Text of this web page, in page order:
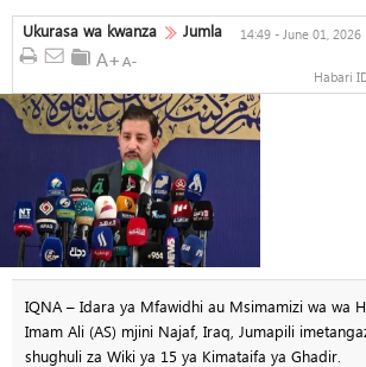
Ukurasa wa kwanza Jumla 14:49 - June 01, 2026
Habari
IQNA – Idara ya Mfawidhi au Msimamizi wa wa
Imam Ali (AS) mjini Najaf, Iraq, Jumapili
shughuli za Wiki ya 15 ya Kimataifa ya Ghadir.